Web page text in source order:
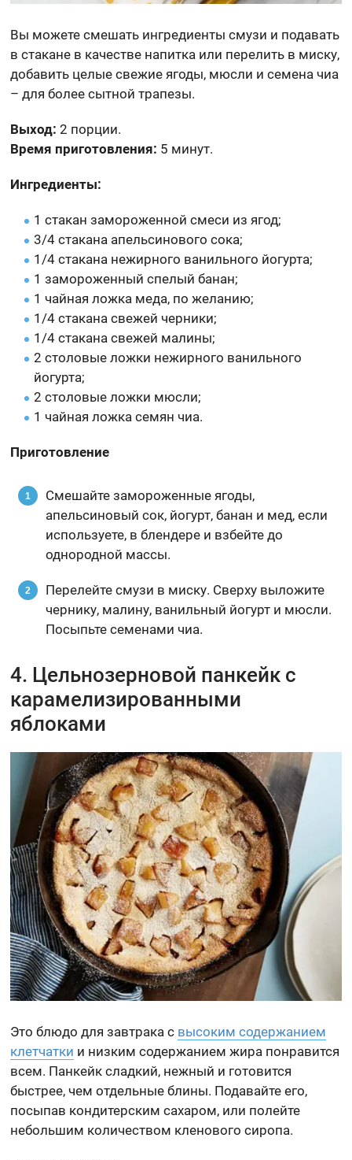
Вы можете смешать ингредиенты смузи и подавать
в стакане в качестве напитка или перелить в миску,
добавить целые свежие ягоды, мюсли и семена чиа
– для более сытной трапезы.
Выход: 2 порции.
Время приготовления: 5 минут.
Ингредиенты:
1 стакан замороженной смеси из ягод;
3/4 стакана апельсинового сока;
1/4 стакана нежирного ванильного йогурта;
1 замороженный спелый банан;
1 чайная ложка меда, по желанию;
1/4 стакана свежей черники;
1/4 стакана свежей малины;
2 столовые ложки нежирного ванильного
йогурта;
2 столовые ложки мюсли;
1 чайная ложка семян чиа.
Приготовление
Смешайте замороженные ягоды,
апельсиновый сок, йогурт, банан и мед, если
используете, в блендере и взбейте до
однородной массы.
Перелейте смузи в миску. Сверху выложите
чернику, малину, ванильный йогурт и мюсли.
Посыпьте семенами чиа.
4. Цельнозерновой панкейк с
карамелизированными
яблоками
Это блюдо для завтрака с высоким содержанием
клетчатки и низким содержанием жира понравится
всем. Панкейк сладкий, нежный и готовится
быстрее, чем отдельные блины. Подавайте его,
посыпав кондитерским сахаром, или полейте
небольшим количеством кленового сиропа.